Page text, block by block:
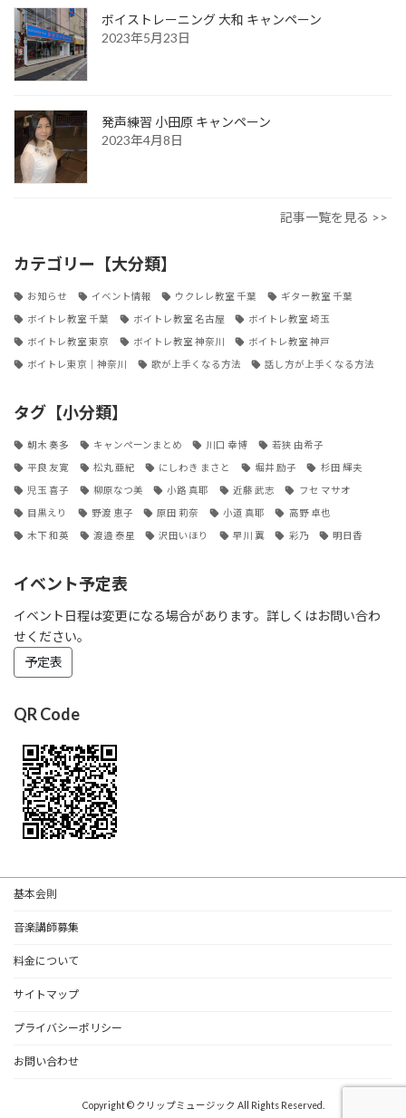
ボイストレーニング 大和 キャンペーン
2023年5月23日
発声練習 小田原 キャンペーン
2023年4月8日
記事一覧を見る >>
カテゴリー【大分類】
お知らせ イベント情報 ウクレレ教室 千葉 ギター教室 千葉
ボイトレ教室 千葉 ボイトレ教室 名古屋 ボイトレ教室 埼玉
ボイトレ教室 東京 ボイトレ教室 神奈川 ボイトレ教室 神戸
ボイトレ東京｜神奈川 歌が上手くなる方法 話し方が上手くなる方法
タグ【小分類】
朝木 奏多 キャンペーンまとめ 川口 幸博 若狭 由希子
平良 友寛 松丸 亜紀 にしわき まさと 堀井 励子 杉田 輝夫
児玉 喜子 柳原なつ美 小路 真耶 近藤 武志 フセ マサオ
目黒えり 野渡 恵子 原田 莉奈 小道 真耶 高野 卓也
木下 和英 渡邉 泰星 沢田いほり 早川 翼 彩乃 明日香
イベント予定表
イベント日程は変更になる場合があります。詳しくはお問い合わ
せください。
予定表
QR Code
基本会則
音楽講師募集
料金について
サイトマップ
プライバシーポリシー
お問い合わせ
Copyright © クリップミュージック All Rights Reserved.